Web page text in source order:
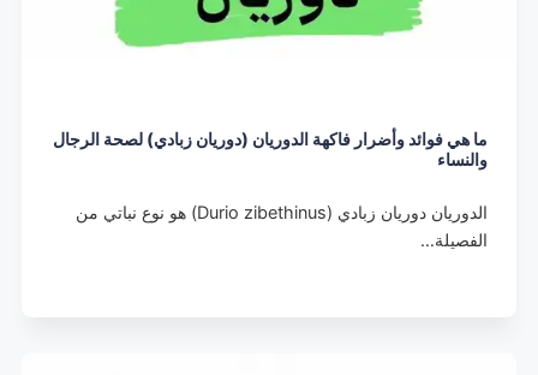
ما هي فوائد وأضرار فاكهة الدوريان (دوريان زبادي) لصحة الرجال
والنساء
الدوريان دوريان زبادي (Durio zibethinus) هو نوع نباتي من
الفصيلة…